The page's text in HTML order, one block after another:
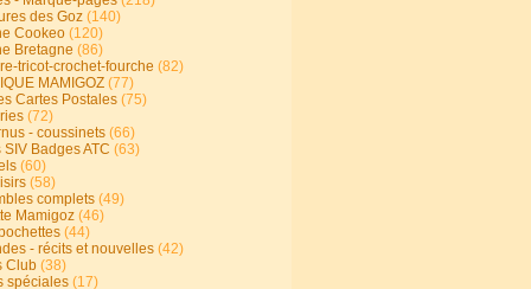
des Goz (140)
Cookeo (120)
Bretagne (86)
tricot-crochet-fourche (82)
MAMIGOZ (77)
Cartes Postales (75)
(72)
- coussinets (66)
Badges ATC (63)
(60)
(58)
complets (49)
Mamigoz (46)
(44)
- récits et nouvelles (42)
Club (38)
spéciales (17)